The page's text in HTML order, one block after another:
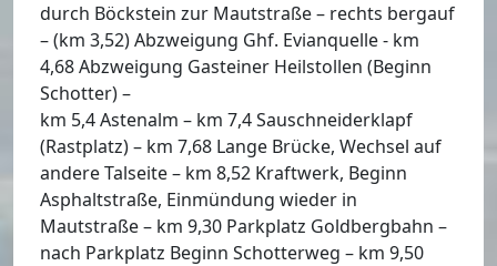
durch Böckstein zur Mautstraße – rechts bergauf
– (km 3,52) Abzweigung Ghf. Evianquelle - km
4,68 Abzweigung Gasteiner Heilstollen (Beginn
Schotter) –
km 5,4 Astenalm – km 7,4 Sauschneiderklapf
(Rastplatz) – km 7,68 Lange Brücke, Wechsel auf
andere Talseite – km 8,52 Kraftwerk, Beginn
Asphaltstraße, Einmündung wieder in
Mautstraße – km 9,30 Parkplatz Goldbergbahn –
nach Parkplatz Beginn Schotterweg – km 9,50